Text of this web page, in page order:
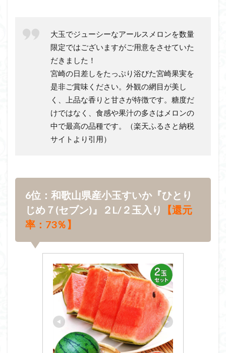
大玉でジューシーなアールスメロンを数量
限定ではございますがご用意をさせていた
だきました！
宮崎の日差しをたっぷり浴びた宮崎果実を
是非ご賞味ください。外観の網目が美し
く、上品な香りと甘さが特徴です。糖度だ
けではなく、食感や果汁の多さはメロンの
中で最高の品種です。（楽天ふるさと納税
サイトより引用）
6位：和歌山県産小玉すいか『ひとり
じめ７(セブン)』２L/２玉入り
【還元
率：73％】